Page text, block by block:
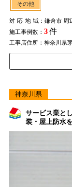
その他
対応地域：鎌倉市 周
施工事例数： 3件
工事店住所：神奈川県
神奈川県
サービス業と
装・屋上防水